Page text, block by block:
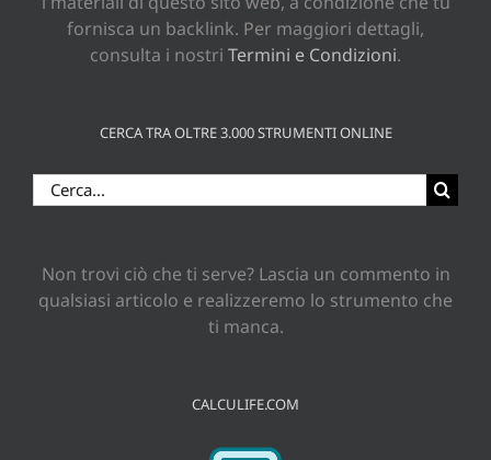
fornisca un backlink. Per maggiori dettagli,
consulta i nostri Termini e Condizioni.
CERCA TRA OLTRE 3.000 STRUMENTI ONLINE
Cerca
per:
Non trovi ciò che ti serve? Lascia un commento in
qualsiasi articolo e realizzeremo lo strumento che
ti manca.
CALCULIFE.COM